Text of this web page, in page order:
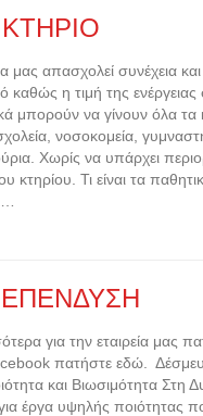
μας απασχολεί συνέχεια και
καθώς η τιμή της ενέργειας
μπορούν να γίνουν όλα τα
νοσοκομεία,
Χωρίς να υπάρχει
κτηρίου. Τι είναι τα
για την εταιρεία μας
πατήστε εδώ.
και Βιωσιμότητα Στη
έργα υψηλής ποιότητας